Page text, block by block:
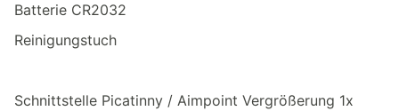
Batterie CR2032
Reinigungstuch
Schnittstelle Picatinny / Aimpoint Vergrößerung 1x